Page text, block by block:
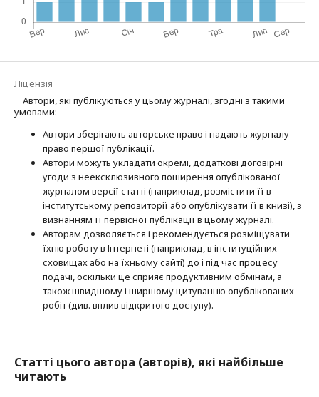
Ліцензія
Автори, які публікуються у цьому журналі, згодні з такими
умовами:
Автори зберігають авторське право і надають журналу
право першої публі­кації.
Автори можуть укладати окремі, додат­кові договірні
угоди з неексклюзив­ного поширення опублікованої
журналом версії статті (наприклад, розмістити її в
інститутському репозиторії або опубліку­вати її в книзі), з
визнанням її первісної публікації в цьому журналі.
Авторам дозволяється і рекомендується розміщувати
їхню роботу в Інтернеті (наприклад, в інституційних
сховищах або на їхньому сайті) до і під час процесу
подачі, оскільки це сприяє продуктивним обмінам, а
також швидшому і ширшому цитуванню опубліко­ва­них
робіт (див. вплив відкритого доступу).
Статті цього автора (авторів), які найбільше
читають